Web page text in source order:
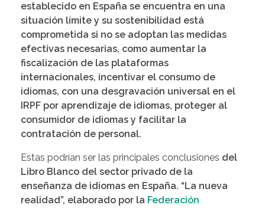
establecido en España se encuentra en una
situación límite y su sostenibilidad está
comprometida si no se adoptan las medidas
efectivas necesarias, como aumentar la
fiscalización de las plataformas
internacionales, incentivar el consumo de
idiomas, con una desgravación universal en el
IRPF por aprendizaje de idiomas, proteger al
consumidor de idiomas y facilitar la
contratación de personal.
Estas podrían ser las principales conclusiones del
Libro Blanco del sector privado de la
enseñanza de idiomas en España. “La nueva
realidad”, elaborado por la Federación